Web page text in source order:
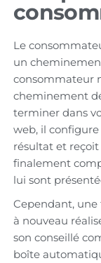
Le
un
consommateur
cheminement
terminer dans
web, il configure
résultat et
finalement
lui sont
Cependant, une
à nouveau
son conseillé
boîte